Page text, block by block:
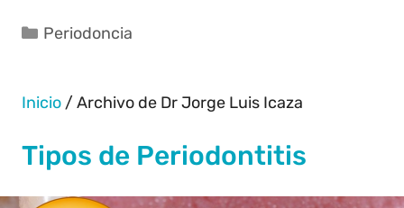
Periodoncia
Inicio /Archivo de Dr Jorge Luis Icaza
Tipos de Periodontitis